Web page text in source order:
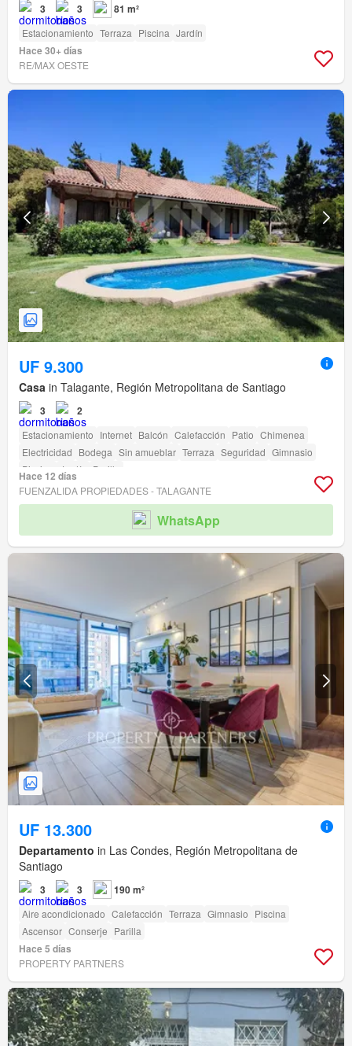
3 3 81 m²
Estacionamiento Terraza Piscina Jardín
Hace 30+ días
RE/MAX OESTE
UF 9.300
Casa in Talagante, Región Metropolitana de Santiago
3 2
Estacionamiento Internet Balcón Calefacción Patio Chimenea
Electricidad Bodega Sin amueblar Terraza Seguridad Gimnasio
Piscina
Jardín Parilla
Hace 12 días
FUENZALIDA PROPIEDADES - TALAGANTE
WhatsApp
UF 13.300
Departamento in Las Condes, Región Metropolitana de
Santiago
3 3 190 m²
Aire acondicionado Calefacción Terraza Gimnasio Piscina
Ascensor Conserje Parilla
Hace 5 días
PROPERTY PARTNERS